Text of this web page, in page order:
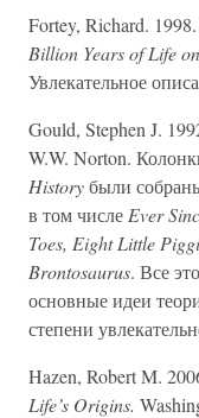
Fortey, Richard. 1998.
Billion Years of Life
Увлекательное
Gould, Stephen J.
W.W. Norton.
Historyбыли
в том числе Ever
Toes, Eight Little
Brontosaurus. Все
основные идеи
степени
Hazen, Robert M.
Life’s Origins.